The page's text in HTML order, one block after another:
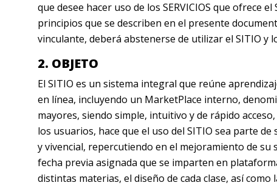
que desee hacer uso de los SERVICIOS que ofrece
principios que se describen en el presente
vinculante, deberá abstenerse de utilizar el SITIO y
2. OBJETO
El SITIO es un sistema integral que reúne
en línea, incluyendo un MarketPlace interno,
mayores, siendo simple, intuitivo y de rápido
los usuarios, hace que el uso del SITIO sea parte
y vivencial, repercutiendo en el mejoramiento de su
fecha previa asignada que se imparten en
distintas materias, el diseño de cada clase, así